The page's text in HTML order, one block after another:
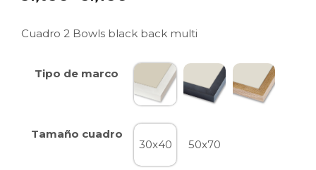
Cuadro 2 Bowls black back multi
Tipo de marco
Tamaño cuadro
30x40 50x70